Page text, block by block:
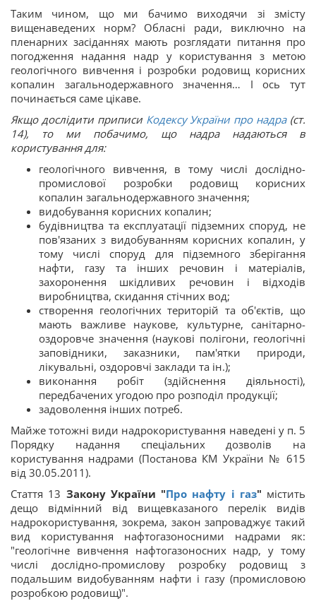
Таким чином, що ми бачимо виходячи зі змісту
вищенаведених норм? Обласні ради, виключно на
пленарних засіданнях мають розглядати питання про
погодження надання надр у користування з метою
геологічного вивчення і розробки родовищ корисних
копалин загальнодержавного значення… І ось тут
починається саме цікаве.
Якщо дослідити приписи Кодексу України про надра(ст.
14), то ми побачимо, що надра надаються в
користування для:
геологічного вивчення, в тому числі дослідно-
промислової розробки родовищ корисних
копалин загальнодержавного значення;
видобування корисних копалин;
будівництва та експлуатації підземних споруд, не
пов'язаних з видобуванням корисних копалин, у
тому числі споруд для підземного зберігання
нафти, газу та інших речовин і матеріалів,
захоронення шкідливих речовин і відходів
виробництва, скидання стічних вод;
створення геологічних територій та об'єктів, що
мають важливе наукове, культурне, санітарно-
оздоровче значення (наукові полігони, геологічні
заповідники, заказники, пам'ятки природи,
лікувальні, оздоровчі заклади та ін.);
виконання робіт (здійснення діяльності),
передбачених угодою про розподіл продукції;
задоволення інших потреб.
Майже тотожні види надрокористування наведені у п. 5
Порядку надання спеціальних дозволів на
користування надрами (Постанова КМ України № 615
від 30.05.2011).
Стаття 13 Закону України "Про нафту і газ" містить
дещо відмінний від вищевказаного перелік видів
надрокористування, зокрема, закон запроваджує такий
вид користування нафтогазоносними надрами як:
"геологічне вивчення нафтогазоносних надр, у тому
числі дослідно-промислову розробку родовищ з
подальшим видобуванням нафти і газу (промисловою
розробкою родовищ)".